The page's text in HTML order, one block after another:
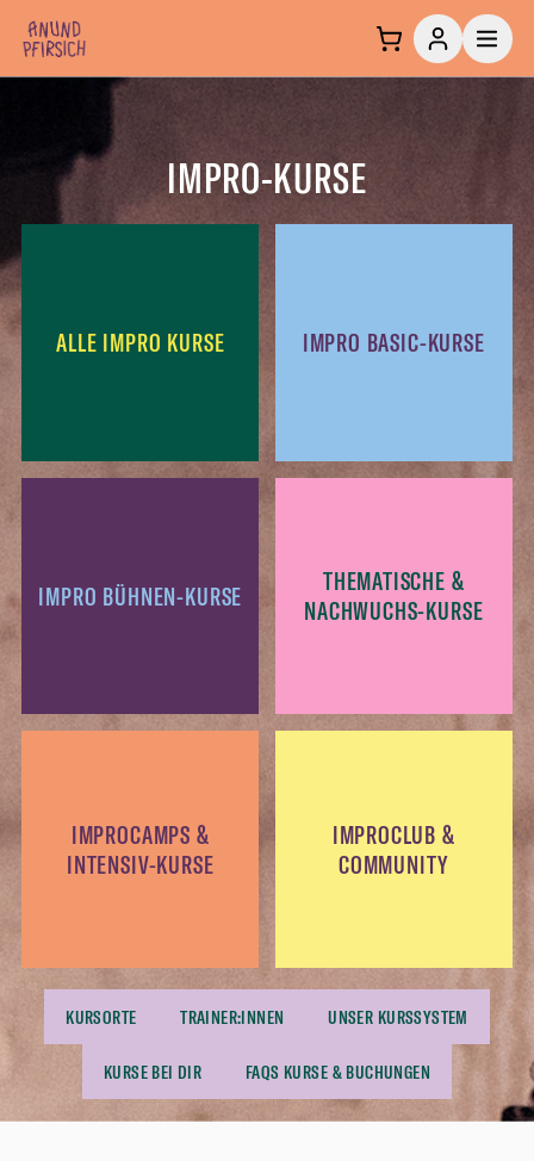
Zum Inhalt springen
IMPRO-KURSE
ALLE IMPRO KURSE IMPRO BASIC-KURSE
IMPRO BÜHNEN-KURSE
THEMATISCHE &
NACHWUCHS-KURSE
IMPROCAMPS &
INTENSIV-KURSE
IMPROCLUB &
COMMUNITY
KURSORTE TRAINER:INNEN UNSER KURSSYSTEM
KURSE BEI DIR FAQS KURSE & BUCHUNGEN